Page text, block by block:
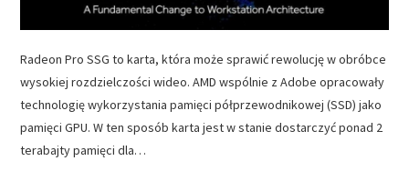
Radeon Pro SSG to karta, która może sprawić rewolucję w obróbce
wysokiej rozdzielczości wideo. AMD wspólnie z Adobe opracowały
technologię wykorzystania pamięci półprzewodnikowej (SSD) jako
pamięci GPU. W ten sposób karta jest w stanie dostarczyć ponad 2
terabajty pamięci dla…